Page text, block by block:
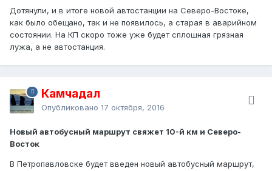
Дотянули, и в итоге новой автостанции на Северо-Востоке,
как было обещано, так и не появилось, а старая в аварийном
состоянии. На КП скоро тоже уже будет сплошная грязная
лужа, а не автостанция.
Камчадал
Опубликовано 17 октября, 2016
Новый автобусный маршрут свяжет 10-й км и Северо-
Восток
В Петропавловске будет введен новый автобусный маршрут,